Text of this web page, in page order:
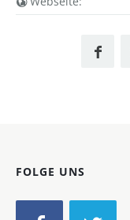
FOLGE UNS